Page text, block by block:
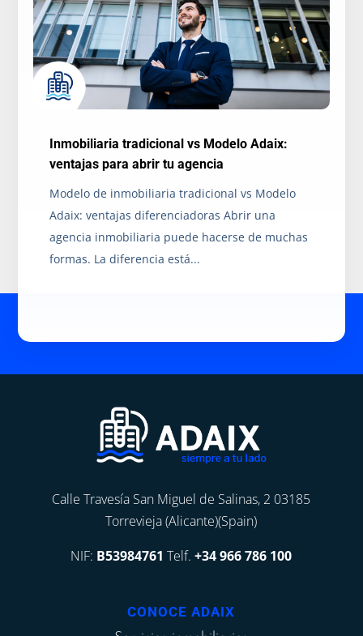
Inmobiliaria tradicional vs Modelo Adaix:
ventajas para abrir tu agencia
Modelo de inmobiliaria tradicional vs Modelo
Adaix: ventajas diferenciadoras Abrir una
agencia inmobiliaria puede hacerse de muchas
formas. La diferencia está...
Calle Travesía San Miguel de Salinas, 2 03185
Torrevieja (Alicante)(Spain)
NIF: B53984761 Telf.+34 966 786 100
CONOCE ADAIX